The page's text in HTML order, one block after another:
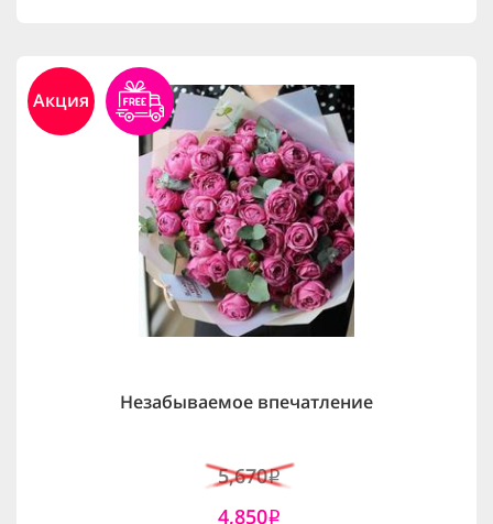
Акция
Незабываемое впечатление
5,670i
4,850i